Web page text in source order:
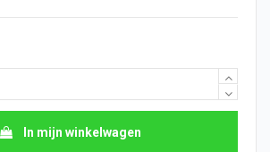
In mijn winkelwagen